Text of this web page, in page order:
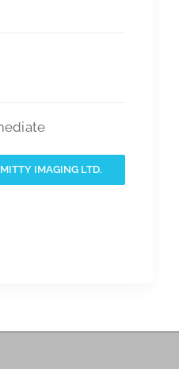
IMAGING LTD.